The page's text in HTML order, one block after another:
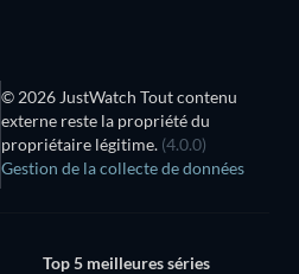
© 2026 JustWatch Tout contenu
externe reste la propriété du
propriétaire légitime. (4.0.0)
Gestion de la collecte de données
Top 5 meilleures séries